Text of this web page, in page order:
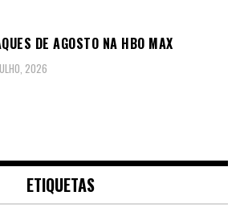
DE AGOSTO NA HBO MAX
2026
ETIQUETAS